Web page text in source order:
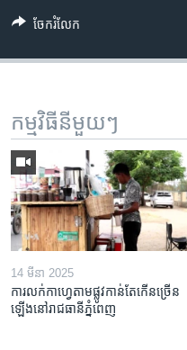
ចែករំលែក
កម្មវិធី​នីមួយៗ
14 មីនា 2025
ការលក់​កាហ្វេ​តាម​ផ្លូវ​កាន់តែ​កើន​ច្រើន​
ឡើង​នៅ​រាជធានី​ភ្នំពេញ